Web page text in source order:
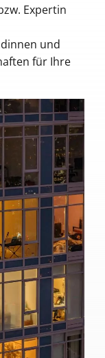
Expertin
und
für Ihre